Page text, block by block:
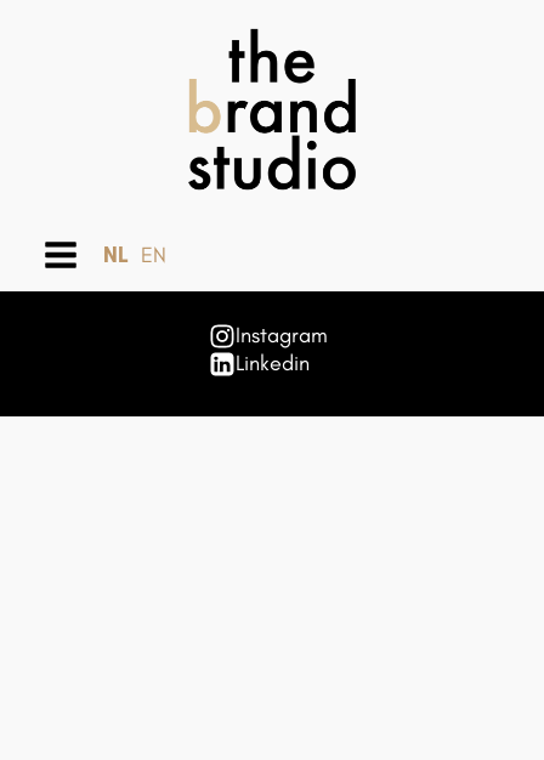
NL EN
Instagram
Linkedin